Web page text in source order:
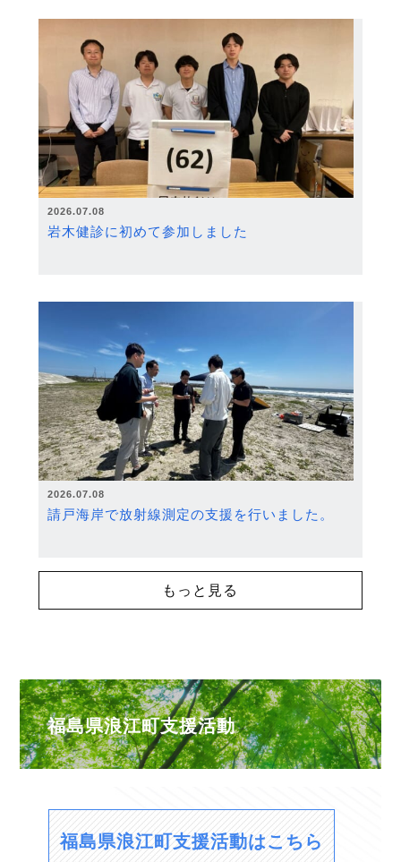
2026.07.08
岩木健診に初めて参加しました
2026.07.08
請戸海岸で放射線測定の支援を行いました。
もっと見る
福島県浪江町支援活動
福島県浪江町支援活動はこちら